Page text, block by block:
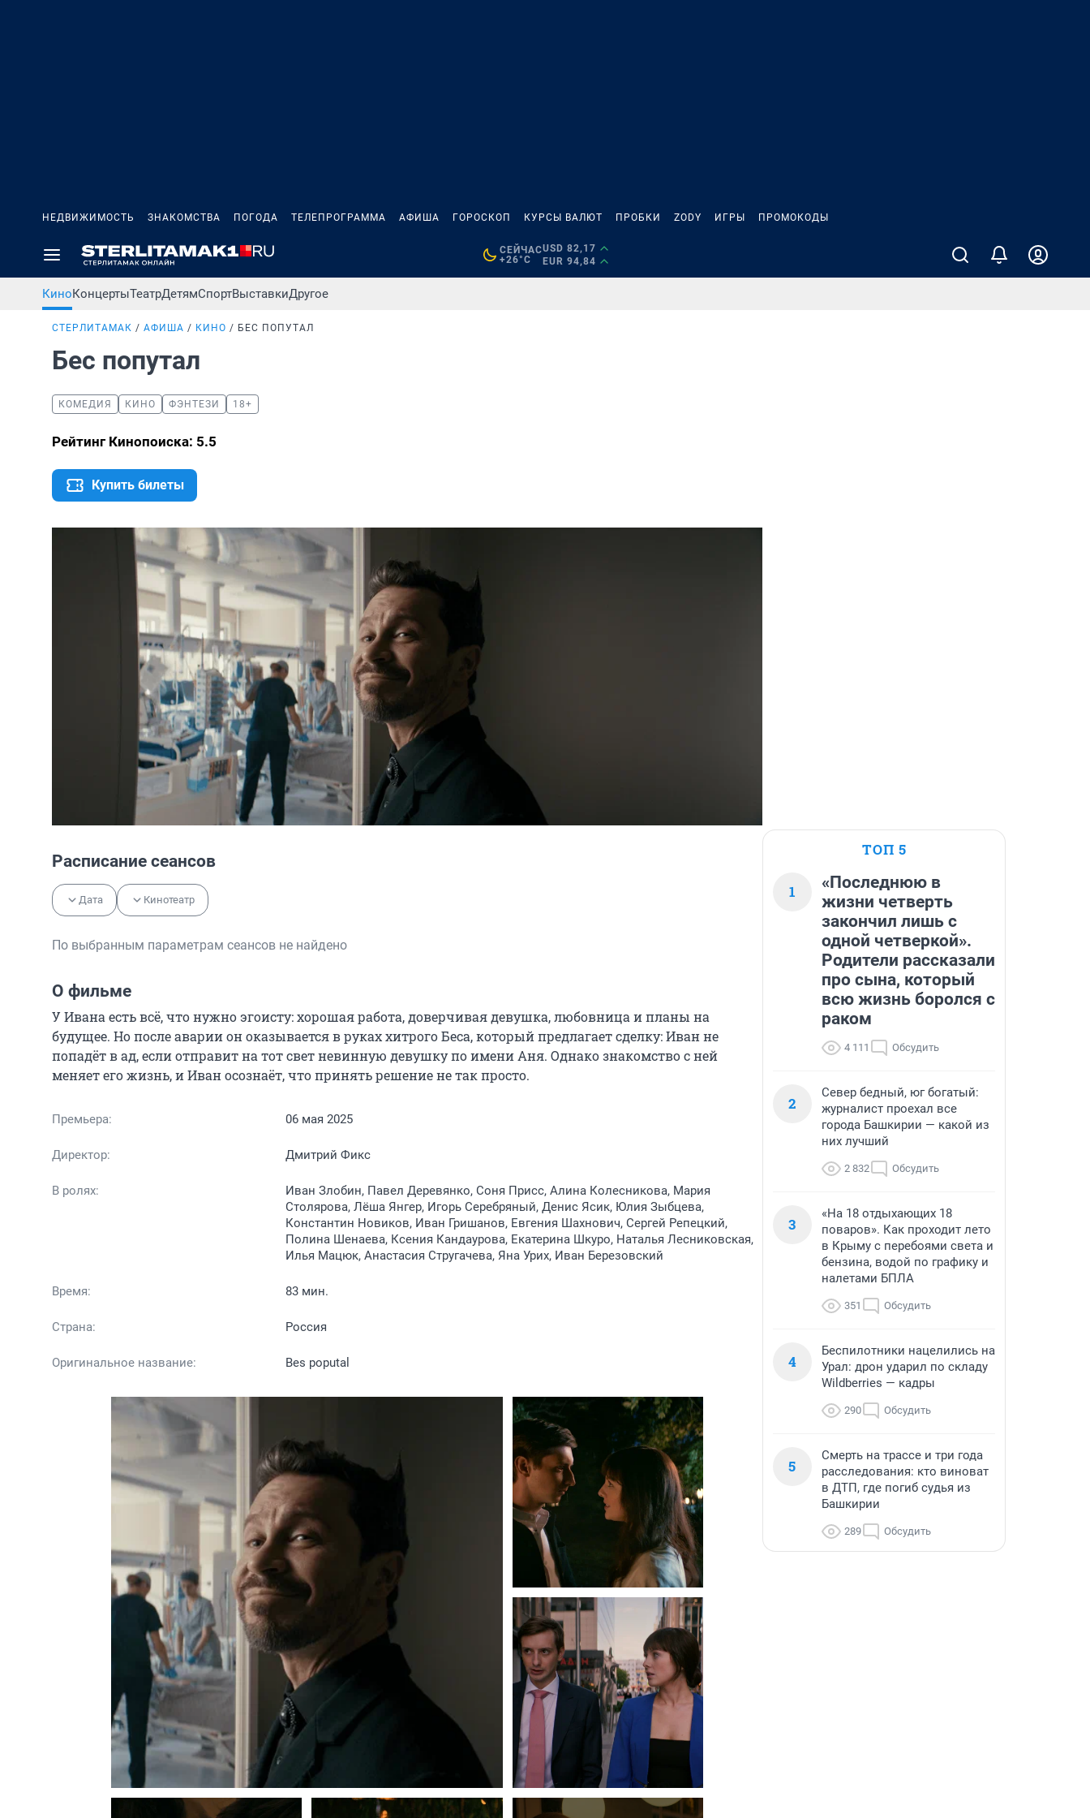
НЕДВИЖИМОСТЬ ЗНАКОМСТВА ПОГОДА ТЕЛЕПРОГРАММА АФИША ГОРОСКОП КУРСЫ ВАЛЮТ ПРОБКИ ZODY ИГРЫ ПРОМОКОДЫ
СЕЙЧАС
+26°C
USD 82,17
EUR 94,84
КиноКонцертыТеатрДетямСпортВыставкиДругое
СТЕРЛИТАМАК АФИША КИНО БЕС ПОПУТАЛ
Бес попутал
КОМЕДИЯ КИНО ФЭНТЕЗИ 18+
Рейтинг Кинопоиска: 5.5
Купить билеты
Расписание сеансов
Дата Кинотеатр
По выбранным параметрам сеансов не найдено
О фильме
У Ивана есть всё, что нужно эгоисту: хорошая работа, доверчивая девушка, любовница и планы на
будущее. Но после аварии он оказывается в руках хитрого Беса, который предлагает сделку: Иван не
попадёт в ад, если отправит на тот свет невинную девушку по имени Аня. Однако знакомство с ней
меняет его жизнь, и Иван осознаёт, что принять решение не так просто.
Премьера: 06 мая 2025
Директор: Дмитрий Фикс
В ролях:
Иван Злобин, Павел Деревянко, Соня Присс, Алина Колесникова, Мария
Столярова, Лёша Янгер, Игорь Серебряный, Денис Ясик, Юлия Зыбцева,
Константин Новиков, Иван Гришанов, Евгения Шахнович, Сергей Репецкий,
Полина Шенаева, Ксения Кандаурова, Екатерина Шкуро, Наталья Лесниковская,
Илья Мацюк, Анастасия Стругачева, Яна Урих, Иван Березовский
Время: 83 мин.
Страна: Россия
Оригинальное название: Bes poputal
ТОП 5
1
«Последнюю в
жизни четверть
закончил лишь с
одной четверкой».
Родители рассказали
про сына, который
всю жизнь боролся с
раком
4 111 Обсудить
2
Север бедный, юг богатый:
журналист проехал все
города Башкирии — какой из
них лучший
2 832 Обсудить
3
«На 18 отдыхающих 18
поваров». Как проходит лето
в Крыму с перебоями света и
бензина, водой по графику и
налетами БПЛА
351 Обсудить
4
Беспилотники нацелились на
Урал: дрон ударил по складу
Wildberries — кадры
290 Обсудить
5
Смерть на трассе и три года
расследования: кто виноват
в ДТП, где погиб судья из
Башкирии
289 Обсудить